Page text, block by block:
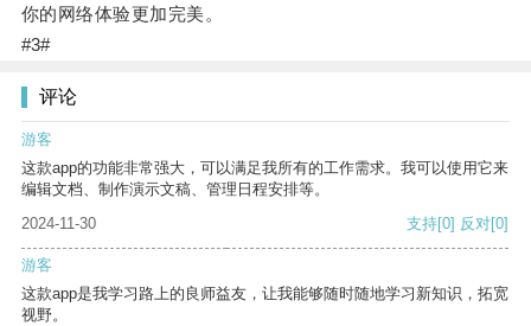
你的网络体验更加完美。
#3#
评论
游客
这款app的功能非常强大，可以满足我所有的工作需求。我可以使用它来
编辑文档、制作演示文稿、管理日程安排等。
2024-11-30
支持[0] 反对[0]
游客
这款app是我学习路上的良师益友，让我能够随时随地学习新知识，拓宽
视野。